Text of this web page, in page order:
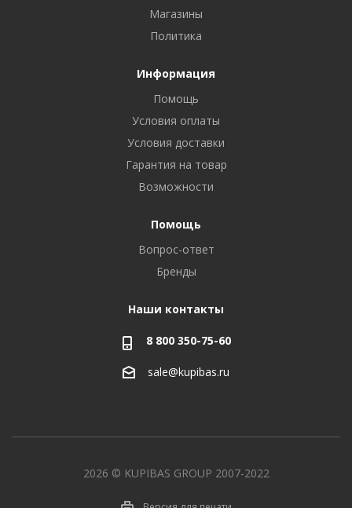
Магазины
Политика
Информация
Помощь
Условия оплаты
Условия доставки
Гарантия на товар
Возможности
Помощь
Вопрос-ответ
Бренды
Наши контакты
8 800 350-75-60
sale@kupibas.ru
2026 © KUPIBAS GROUP 2007-2022